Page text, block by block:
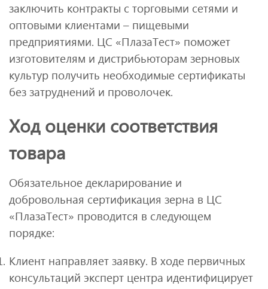
заключить контракты с торговыми сетями и
оптовыми клиентами – пищевыми
предприятиями. ЦС «ПлазаТест» поможет
изготовителям и дистрибьюторам зерновых
культур получить необходимые сертификаты
без затруднений и проволочек.
Ход оценки соответствия
товара
Обязательное декларирование и
добровольная сертификация зерна в ЦС
«ПлазаТест» проводится в следующем
порядке:
Клиент направляет заявку. В ходе первичных
консультаций эксперт центра идентифицирует